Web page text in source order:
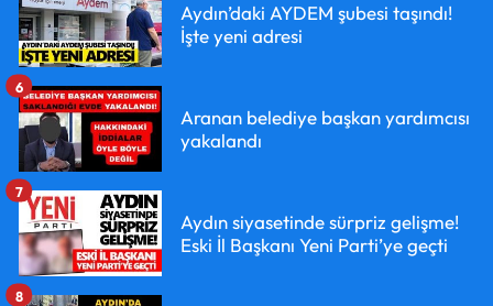
Aydın’daki AYDEM şubesi taşındı!
İşte yeni adresi
Aranan belediye başkan yardımcısı
yakalandı
6
Aydın siyasetinde sürpriz gelişme!
Eski İl Başkanı Yeni Parti’ye geçti
7
8